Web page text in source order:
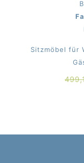
Sitzmöbel für